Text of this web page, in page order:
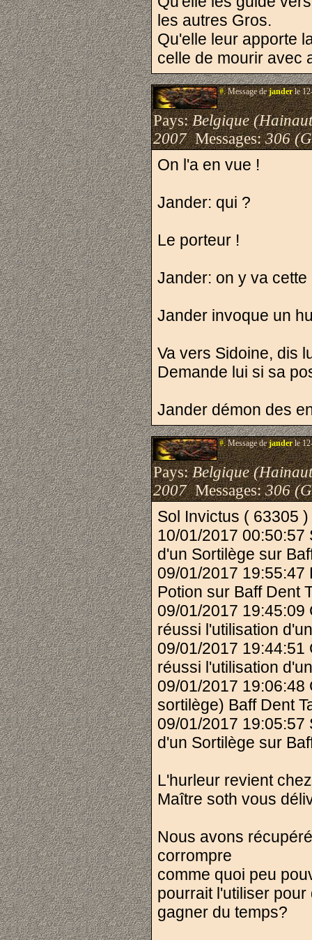
les autres Gros.
Qu'elle leur apporte
celle de mourir avec
#.Message dejanderle
Pays:Belgique
2007Messages:306
On l'a en vue !
Jander: qui ?
Le porteur !
Jander: on y va cette
Jander invoque un
Va vers Sidoine, dis
Demande lui si sa
Jander démon des
#.Message dejanderle
Pays:Belgique
2007Messages:306
Sol Invictus ( 63305
10/01/2017 00:50:57
d'un Sortilège sur
09/01/2017 19:55:47
Potion sur Baff Dent
09/01/2017 19:45:09
réussi l'utilisation
09/01/2017 19:44:51
réussi l'utilisation
09/01/2017 19:06:48
sortilège) Baff Dent
09/01/2017 19:05:57
d'un Sortilège sur
L'hurleur revient
Maître soth vous
Nous avons
corrompre
comme quoi peu
pourrait l'utiliser
gagner du temps?